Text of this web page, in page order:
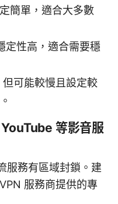
簡單，適合大多數
定性高，適合需要穩
可能較慢且設定較
等影音服
服務有區域封鎖。建
服務商提供的專